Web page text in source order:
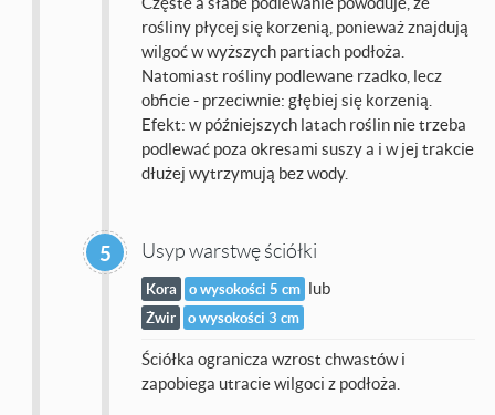
rośliny płycej się korzenią, ponieważ znajdują
wilgoć w wyższych partiach podłoża.
Natomiast rośliny podlewane rzadko, lecz
obficie - przeciwnie: głębiej się korzenią.
Efekt: w późniejszych latach roślin nie trzeba
podlewać poza okresami suszy a i w jej trakcie
dłużej wytrzymują bez wody.
5 Usyp warstwę ściółki
Kora o wysokości 5 cm lub
Żwir o wysokości 3 cm
Ściółka ogranicza wzrost chwastów i
zapobiega utracie wilgoci z podłoża.